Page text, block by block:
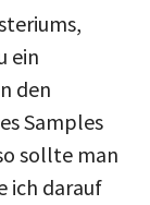
ein
den
Samples
sollte man
ich darauf